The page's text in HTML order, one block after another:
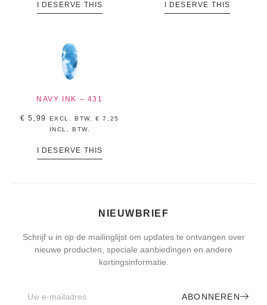
I DESERVE THIS I DESERVE THIS
NAVY INK – 431
€ 5,99 EXCL. BTW.€ 7,25
INCL, BTW.
I DESERVE THIS
NIEUWBRIEF
Schrijf u in op de mailinglijst om updates te ontvangen over
nieuwe producten, speciale aanbiedingen en andere
kortingsinformatie.
ABONNEREN